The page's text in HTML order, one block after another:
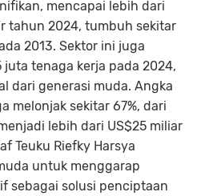
mencapai lebih dari
tahun 2024, tumbuh sekitar
2013. Sektor ini juga
tenaga kerja pada 2024,
dari generasi muda. Angka
melonjak sekitar 67%, dari
lebih dari US$25 miliar
Teuku Riefky Harsya
untuk menggarap
sebagai solusi penciptaan